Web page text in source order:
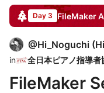
Day 3 FileMaker
@Hi_Noguchi (
in
FileMaker